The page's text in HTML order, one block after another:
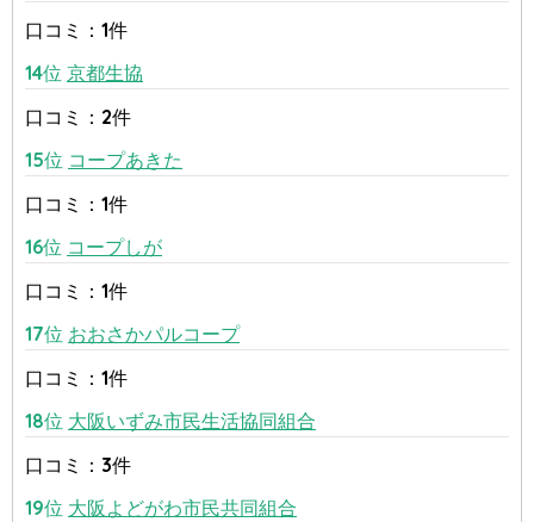
口コミ：1件
14位 京都生協
口コミ：2件
15位 コープあきた
口コミ：1件
16位 コープしが
口コミ：1件
17位 おおさかパルコープ
口コミ：1件
18位 大阪いずみ市民生活協同組合
口コミ：3件
19位 大阪よどがわ市民共同組合